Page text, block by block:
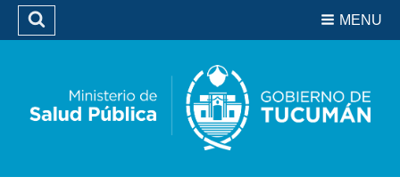
Biblioteca
MENU
Buscar